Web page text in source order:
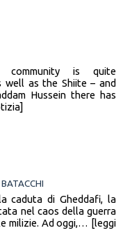
community is quite
well as the Shiite – and
Hussein there has
caduta di Gheddafi, la
nel caos della guerra
milizie. Ad oggi,… [leggi